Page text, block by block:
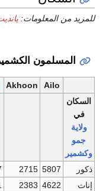
مسلمون كشميريون
Ganai
Hajam
64446
32441
10371
53906
26800
8504